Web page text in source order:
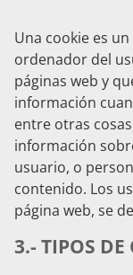
Una cookie es
ordenador del
páginas web y
información
entre otras
información
usuario, o
contenido. Los
página web, se
3.- TIPOS DE